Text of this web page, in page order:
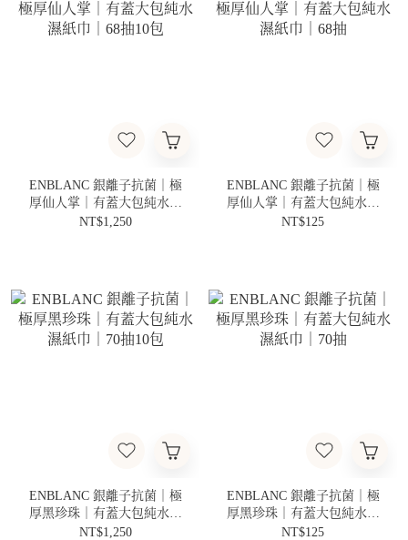
ENBLANC 銀離子抗菌｜極
厚仙人掌｜有蓋大包純水濕
紙巾｜68抽10包
NT$1,250
ENBLANC 銀離子抗菌｜極
厚仙人掌｜有蓋大包純水濕
紙巾｜68抽
NT$125
ENBLANC 銀離子抗菌｜極
厚黑珍珠｜有蓋大包純水濕
紙巾｜70抽10包
NT$1,250
ENBLANC 銀離子抗菌｜極
厚黑珍珠｜有蓋大包純水濕
紙巾｜70抽
NT$125